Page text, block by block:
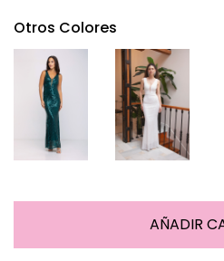
Otros Colores